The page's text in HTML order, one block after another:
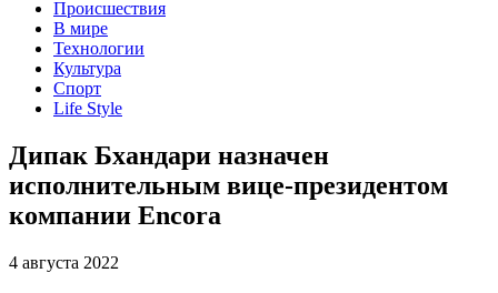
Происшествия
В мире
Технологии
Культура
Спорт
Life Style
Дипак Бхандари назначен
исполнительным вице-президентом
компании Encora
4 августа 2022